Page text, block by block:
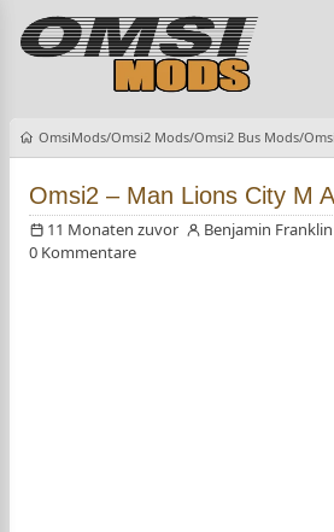
OmsiMods Omsi2 Mods Omsi2 Bus Mods
Omsi2 – Man Lions City M
11 Monaten zuvor Benjamin Franklin
0 Kommentare